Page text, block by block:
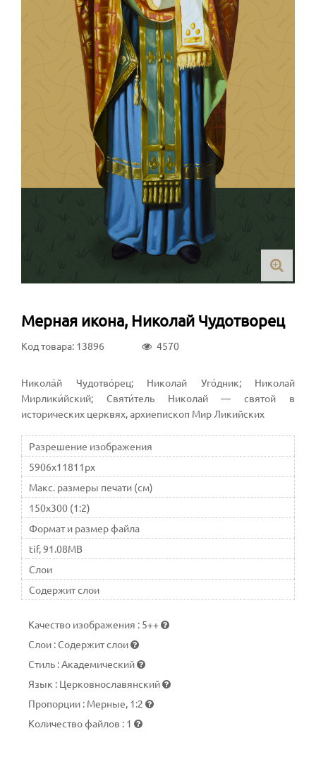
Мерная икона, Николай Чудотворец
Код товара: 13896 4570
Никола́й Чудотво́рец; Николай Уго́дник; Николай
Мирлики́йский; Святи́тель Николай — святой в
исторических церквях, архиепископ Мир Ликийских
Разрешение изображения
5906x11811px
Макс. размеры печати (см)
150x300 (1:2)
Формат и размер файла
tif, 91.08MB
Слои
Содержит слои
Качество изображения : 5++
Слои :Содержит слои
Стиль : Академический
Язык : Церковнославянский
Пропорции : Мерные, 1:2
Количество файлов : 1